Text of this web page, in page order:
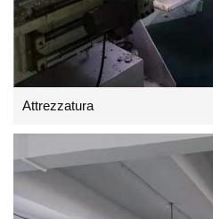
Attrezzatura